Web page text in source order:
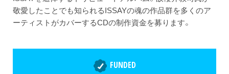
敬愛したことでも知られるISSAYの魂の作品群を多くのア
ーティストがカバーするCDの制作資金を募ります。
FUNDED